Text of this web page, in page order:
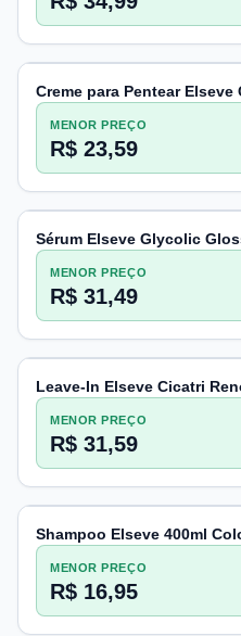
Creme para Pentear
MENOR PREÇO
R$ 23,59
Sérum Elseve Glycolic
MENOR PREÇO
R$ 31,49
Leave-In Elseve Cicatri
MENOR PREÇO
R$ 31,59
Shampoo Elseve 400ml
MENOR PREÇO
R$ 16,95